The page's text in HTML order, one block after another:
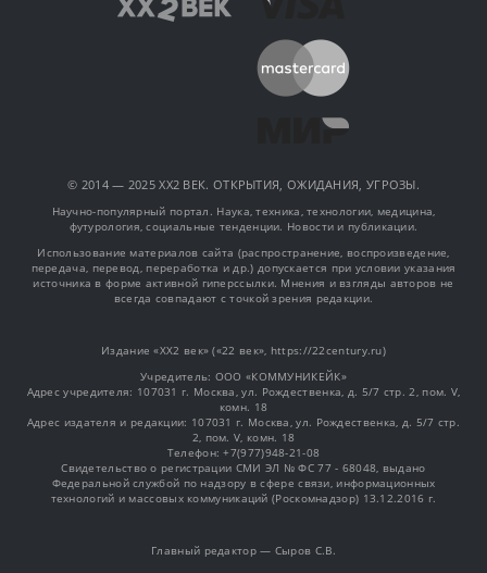
© 2014 — 2025 XX2 ВЕК. ОТКРЫТИЯ, ОЖИДАНИЯ, УГРОЗЫ.
Научно-популярный портал. Наука, техника, технологии, медицина,
футурология, социальные тенденции. Новости и публикации.
Использование материалов сайта (распространение, воспроизведение,
передача, перевод, переработка и др.) допускается при условии указания
источника в форме активной гиперссылки. Мнения и взгляды авторов не
всегда совпадают с точкой зрения редакции.
Издание «XX2 век» («22 век», https://22century.ru)
Учредитель: OOO «КОММУНИКЕЙК»
Адрес учредителя: 107031 г. Москва, ул. Рождественка, д. 5/7 стр. 2, пом. V,
комн. 18
Адрес издателя и редакции: 107031 г. Москва, ул. Рождественка, д. 5/7 стр.
2, пом. V, комн. 18
Телефон: +7(977)948-21-08
Свидетельство о регистрации СМИ ЭЛ № ФС 77 - 68048, выдано
Федеральной службой по надзору в сфере связи, информационных
технологий и массовых коммуникаций (Роскомнадзор) 13.12.2016 г.
Главный редактор — Сыров С.В.